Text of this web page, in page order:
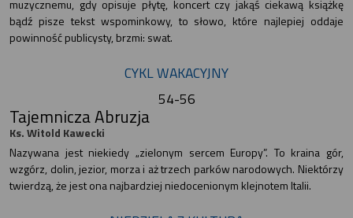
muzycznemu, gdy opisuje płytę, koncert czy jakąś ciekawą książkę
bądź pisze tekst wspominkowy, to słowo, które najlepiej oddaje
powinność publicysty, brzmi: swat.
CYKL WAKACYJNY
54-56
Tajemnicza Abruzja
Ks. Witold Kawecki
Nazywana jest niekiedy „zielonym sercem Europy”. To kraina gór,
wzgórz, dolin, jezior, morza i aż trzech parków narodowych. Niektórzy
twierdzą, że jest ona najbardziej niedocenionym klejnotem Italii.